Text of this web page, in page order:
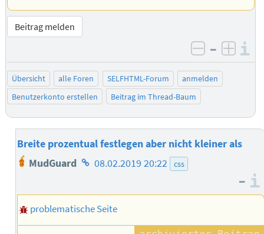
Beitrag melden
negativ
–
Übersicht alle Foren SELFHTML-Forum
anmelden
Benutzerkonto erstellen
Beitrag im Thread-Baum
Breite prozentual festlegen aber nicht kleiner als
MudGuard Homepage
Autors
08.02.2019 20:22 css
–
problematische Seite